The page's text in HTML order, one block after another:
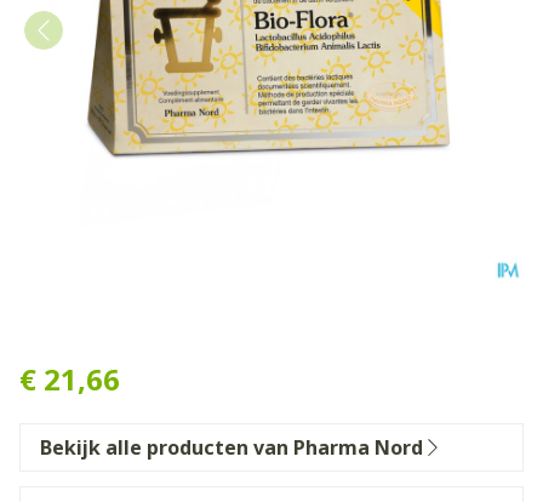
€ 21,66
Bekijk alle producten van Pharma Nord